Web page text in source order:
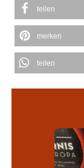
teilen
merken
teilen